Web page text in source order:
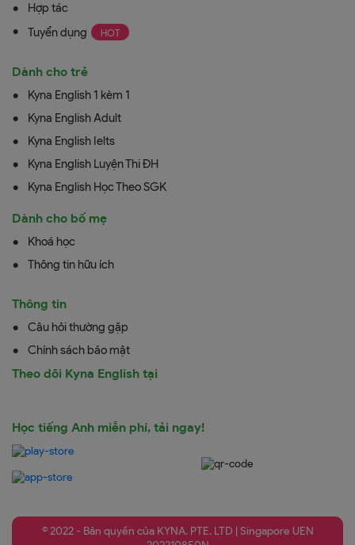
Hợp tác
Tuyển dụng
Dành cho trẻ
Kyna English 1 kèm 1
Kyna English Adult
Kyna English Ielts
Kyna English Luyện Thi ĐH
Kyna English Học Theo SGK
Dành cho bố mẹ
Khoá học
Thông tin hữu ích
Thông tin
Câu hỏi thường gặp
Chính sách bảo mật
Theo dõi Kyna English tại
Học tiếng Anh miễn phí, tải ngay!
© 2022 - Bản quyền của KYNA. PTE. LTD | Singapore UEN